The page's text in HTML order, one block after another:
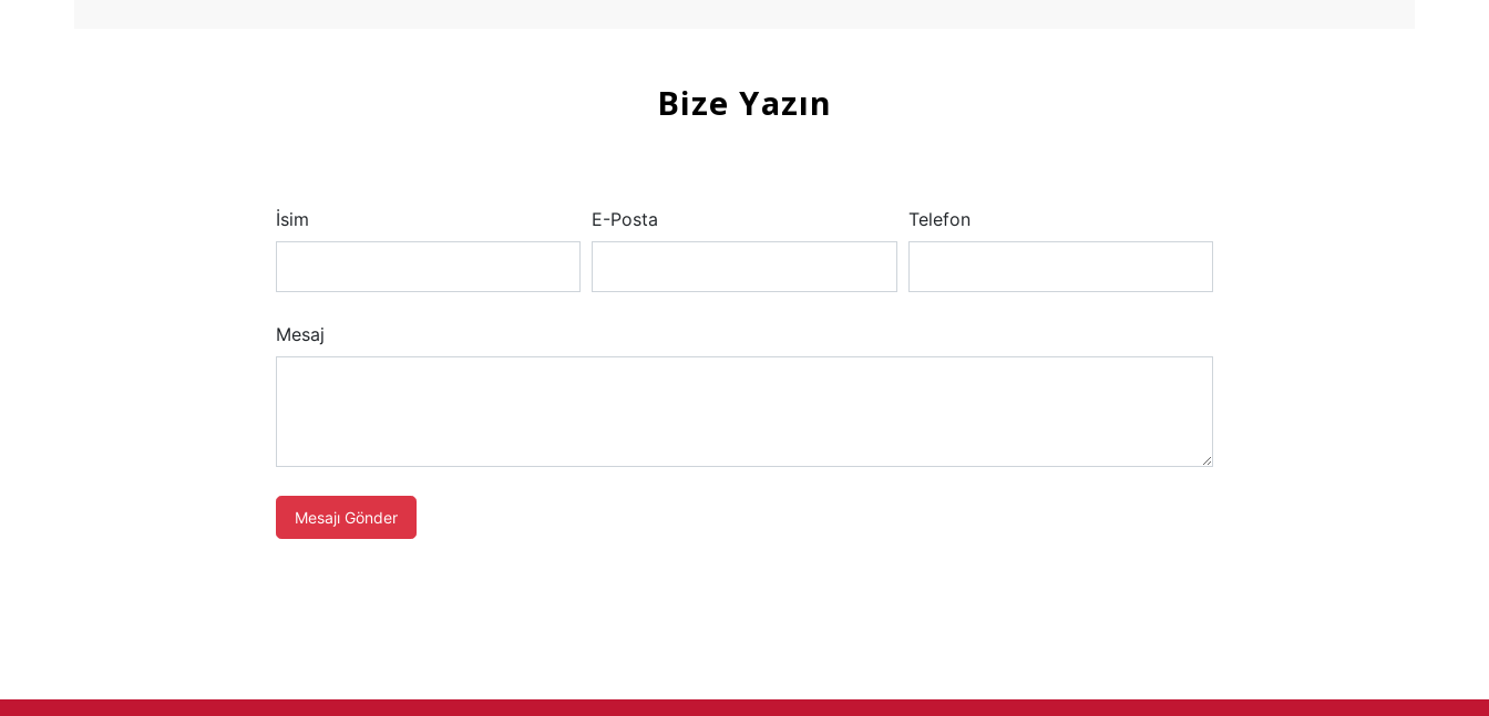
Bize Yazın
İsim E-Posta Telefon
Mesaj
Mesajı Gönder